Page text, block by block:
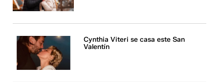
Cynthia Viteri se casa este San
Valentín